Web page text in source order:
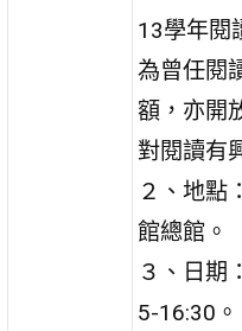
13學年閱
為曾任閱
額，亦開
對閱讀有
２、地點
館總館。
３、日期
5-16:30。